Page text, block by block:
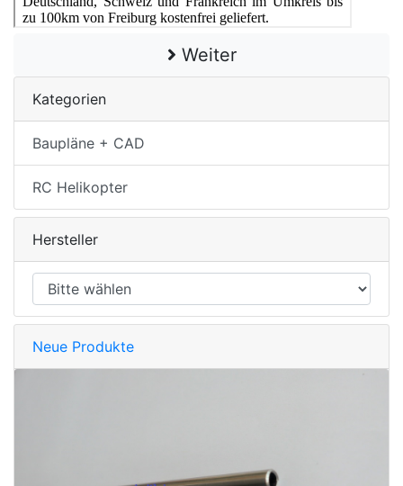
Weiter
Kategorien
Baupläne + CAD
RC Helikopter
Hersteller
Neue Produkte